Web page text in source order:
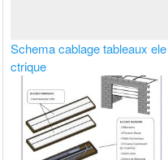
Schema cablage tableaux ele
ctrique